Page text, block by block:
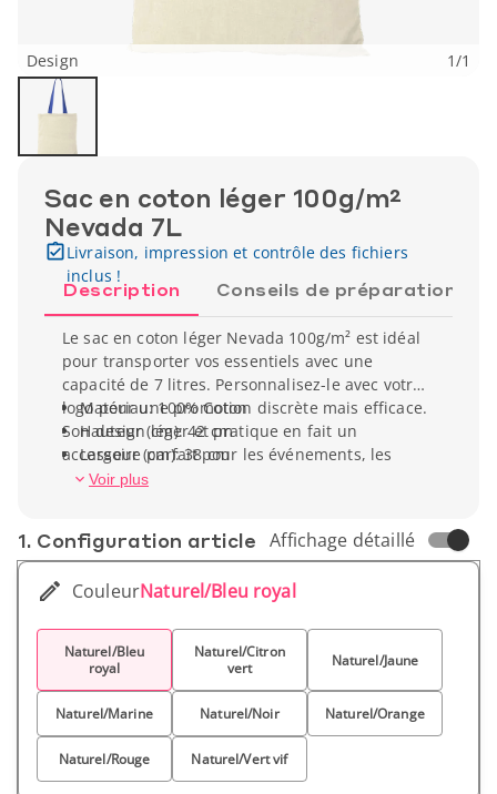
Design 1/1
Sac en coton léger 100g/m²
Nevada 7L
Livraison, impression et contrôle des fichiers
inclus !
Description Conseils de préparation
Le sac en coton léger Nevada 100g/m² est idéal
pour transporter vos essentiels avec une
capacité de 7 litres. Personnalisez-le avec votre
logo pour une promotion discrète mais efficace.
Son design léger et pratique en fait un
accessoire parfait pour les événements, les
courses ou les sorties quotidiennes, tout en
deux anses dont vous pourrez choisir la couleur,
épaules, et faites-vous de la pub pendant vos
Matériau: 100% Coton
Hauteur (cm): 42 cm
Largeur (cm): 38 cm
Poids unitaire: 49 g
Voir plus
1. Conf­iguration article Affichage détaillé
CouleurNaturel/Bleu royal
Naturel/Bleu
royal
Naturel/Citron
vert
Naturel/Jaune
Naturel/Marine Naturel/Noir Naturel/Orange
Naturel/Rouge Naturel/Vert vif